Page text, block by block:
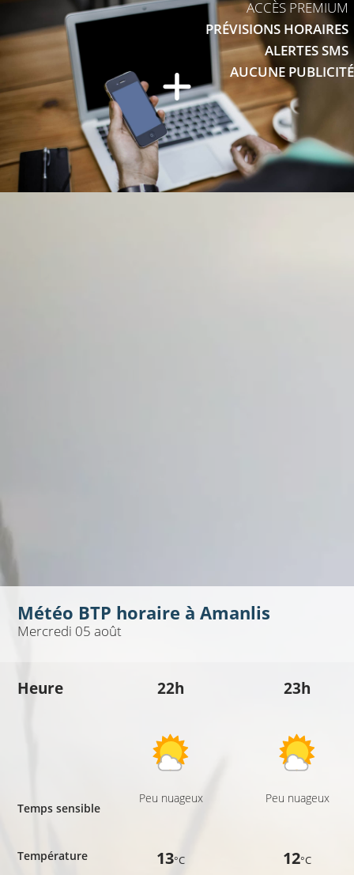
ACCÈS PREMIUM
PRÉVISIONS HORAIRES
ALERTES SMS
AUCUNE PUBLICITÉ
Météo BTP horaire à Amanlis
Mercredi 05 août
Heure
Temps sensible
Température
22h
Peu nuageux
13°C
23h
Peu nuageux
12°C